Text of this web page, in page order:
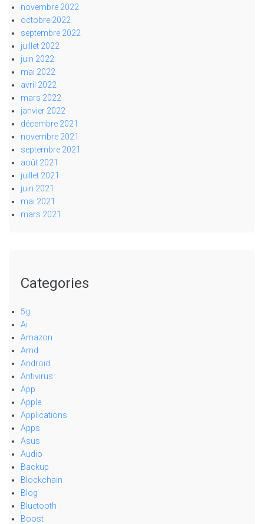
novembre 2022
octobre 2022
septembre 2022
juillet 2022
juin 2022
mai 2022
avril 2022
mars 2022
janvier 2022
décembre 2021
novembre 2021
septembre 2021
août 2021
juillet 2021
juin 2021
mai 2021
mars 2021
Categories
5g
Ai
Amazon
Amd
Android
Antivirus
App
Apple
Applications
Apps
Asus
Audio
Backup
Blockchain
Blog
Bluetooth
Boost